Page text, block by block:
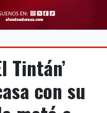
Tintán’
con su